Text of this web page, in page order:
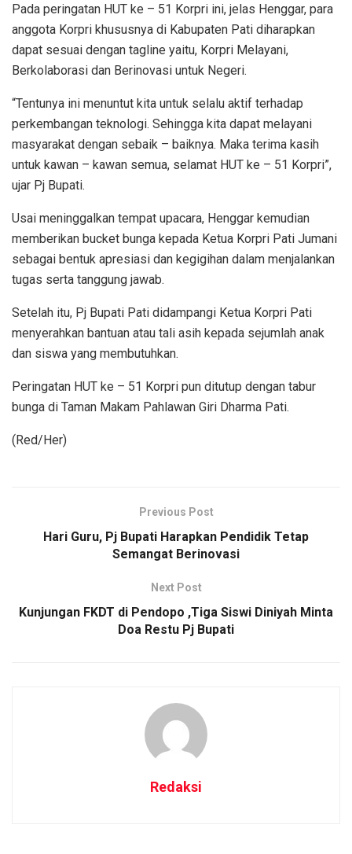
Pada peringatan HUT ke – 51 Korpri ini, jelas Henggar, para
anggota Korpri khususnya di Kabupaten Pati diharapkan
dapat sesuai dengan tagline yaitu, Korpri Melayani,
Berkolaborasi dan Berinovasi untuk Negeri.
“Tentunya ini menuntut kita untuk selalu aktif terhadap
perkembangan teknologi. Sehingga kita dapat melayani
masyarakat dengan sebaik – baiknya. Maka terima kasih
untuk kawan – kawan semua, selamat HUT ke – 51 Korpri”,
ujar Pj Bupati.
Usai meninggalkan tempat upacara, Henggar kemudian
memberikan bucket bunga kepada Ketua Korpri Pati Jumani
sebagai bentuk apresiasi dan kegigihan dalam menjalankan
tugas serta tanggung jawab.
Setelah itu, Pj Bupati Pati didampangi Ketua Korpri Pati
menyerahkan bantuan atau tali asih kepada sejumlah anak
dan siswa yang membutuhkan.
Peringatan HUT ke – 51 Korpri pun ditutup dengan tabur
bunga di Taman Makam Pahlawan Giri Dharma Pati.
(Red/Her)
Previous Post
Hari Guru, Pj Bupati Harapkan Pendidik Tetap
Semangat Berinovasi
Next Post
Kunjungan FKDT di Pendopo ,Tiga Siswi Diniyah Minta
Doa Restu Pj Bupati
Redaksi